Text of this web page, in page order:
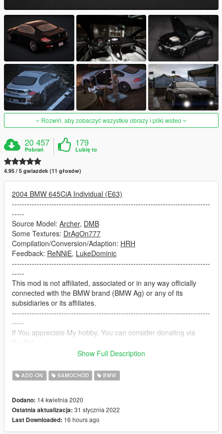
Rozwiń, aby zobaczyć wszystkie obrazy i pliki wideo
20 457
Pobrań
179
Lubię to
4.95 / 5 gwiazdek (11 głosów)
2004 BMW 645CiA Individual (E63)
--------------------------------------------------------------------------------
-----
Source Model: Archer, DMB
Some Textures: DrAgOn777
Compilation/Conversion/Adaption: HRH
Feedback: ReNNiE, LukeDominic
--------------------------------------------------------------------------------
-----
This mod is not affiliated, associated or in any way officially
connected with the BMW brand (BMW Ag) or any of its
subsidiaries or its affiliates.
--------------------------------------------------------------------------------
-----
If You appreciate My hobby, You can consider donating via
--------------------------------------------------------------------------------
Features:
- Pre-facelift E63 chassis equipped with a 4.4 litre N62B44 V8
- Period correctBMW INDIVIDUAL
rim, Piano Black trim, Individual steering wheel, emissive
doorsills and Individual High End Audio System
- Default colors & layouts similar to Individual collection
Show Full Description
ADD-ON SAMOCHÓD BMW
Dodano: 14 kwietnia 2020
Ostatnia aktualizacja: 31 stycznia 2022
Last Downloaded: 16 hours ago